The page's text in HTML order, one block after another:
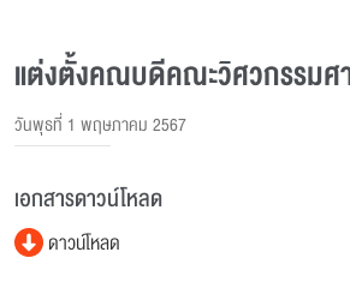
แต่งตั้งคณบดีคณะวิศวกรรมศ
วันพุธที่ 1 พฤษภาคม 2567
เอกสารดาวน์โหลด
ดาวน์โหลด